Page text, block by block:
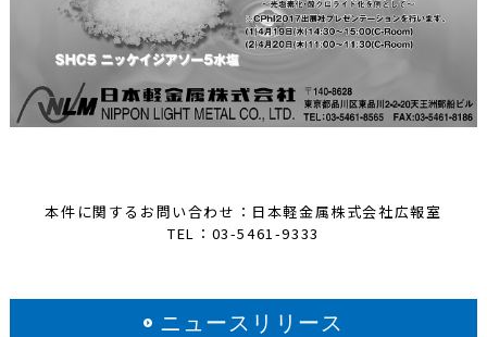
本件に関するお問い合わせ：日本軽金属株式会社広報室
TEL：03-5461-9333
ニュースリリース